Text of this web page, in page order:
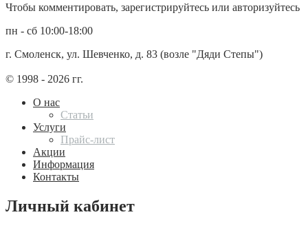
Чтобы комментировать, зарегистрируйтесь или авторизуйтесь
пн - сб 10:00-18:00
г. Смоленск, ул. Шевченко, д. 83 (возле "Дяди Степы")
© 1998 - 2026 гг.
О нас
Статьи
Услуги
Прайс-лист
Акции
Информация
Контакты
Личный кабинет